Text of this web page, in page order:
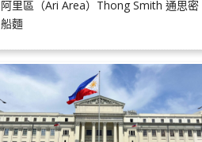
阿里區（Ari Area）Thong Smith 通思密
船麵